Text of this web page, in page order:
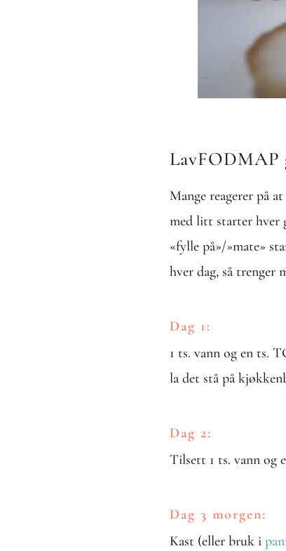
LavFODMAP
Mange reagerer på
med litt starter hver
«fylle på»/»mate»
hver dag, så trenger
Dag 1:
1 ts. vann og en ts.
la det stå på
Dag 2:
Tilsett 1 ts. vann og
Dag 3 morgen:
Kast (eller bruk i